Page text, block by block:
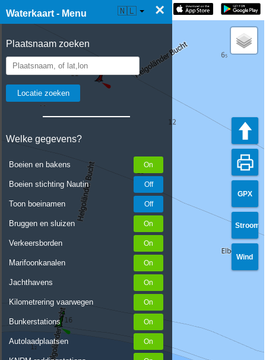
Waterkaart - Menu ×
Plaatsnaam zoeken
Welke gegevens?
Boeien en bakens
Boeien stichting Nautin
Toon boeinamen
Bruggen en sluizen
Verkeersborden
Marifoonkanalen
Jachthavens
Kilometrering vaarwegen
Bunkerstations
Autolaadplaatsen
☰ Waterkaart Live 🇳🇱
GPX
Stroom
Wind